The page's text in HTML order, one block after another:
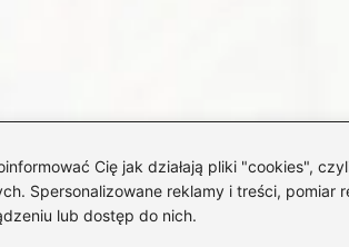
Cię jak działają pliki "cookies",
Spersonalizowane reklamy i treści, pomiar
lub dostęp do nich.